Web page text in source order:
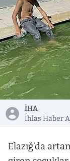
İHA
İhlas Haber
Elazığ’da